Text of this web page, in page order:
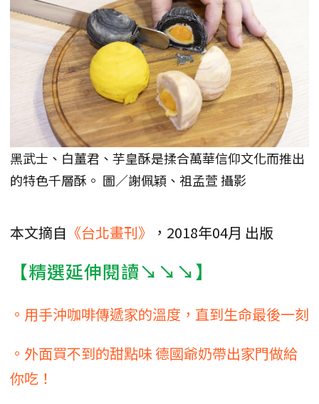
黑武士、白薑君、芋皇酥是揉合萬華信仰文化而推出
的特色千層酥。 圖／謝佩穎、祖孟萱 攝影
本文摘自 《台北畫刊》 ，2018年04月 出版
【精選延伸閱讀↘↘↘】
。用手沖咖啡傳遞家的溫度，直到生命最後一刻
。外面買不到的甜點味 德國爺奶帶出家門做給
你吃！